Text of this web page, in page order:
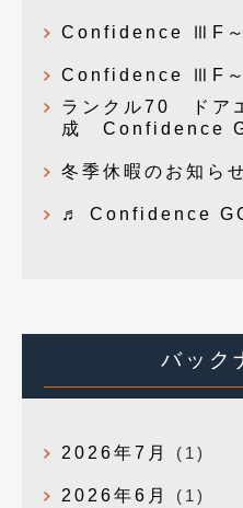
Confidence ⅢF
Confidence ⅢF
ランクル70 ドア
成 Confidence
冬季休暇のお知ら
♬ Confidence
バック
2026年7月 (1)
2026年6月 (1)